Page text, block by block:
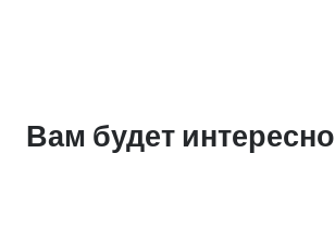
Вам будет интересно